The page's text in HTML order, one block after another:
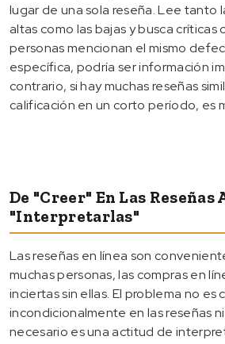
lugar de una sola reseña. Lee tanto
altas como las bajas y busca críticas
personas mencionan el mismo
específica, podría ser información
contrario, si hay muchas reseñas
calificación en un corto período, es
De "creer" En Las Reseñas
"interpretarlas"
Las reseñas en línea son
muchas personas, las compras en
inciertas sin ellas. El problema no es
incondicionalmente en las reseñas
necesario es una actitud de